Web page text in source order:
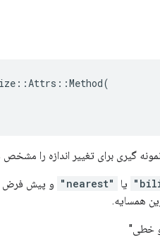
گیری برای تغییر اندازه را
یا "nearest" و پیش فرض
همسایه.
خطی"